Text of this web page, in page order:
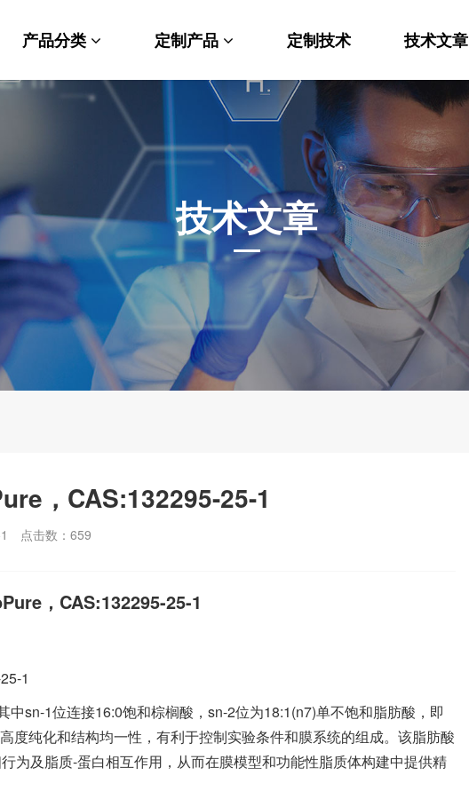
产品分类
材料科学
生命科学
发光材料
功能性化学
分析化学
其他产品
定制产品
纳米材料定制
PEG衍生物
荧光标记定制
MOF材料定制
小分子定制
多肽定制
其他材料定制
定制技术 技术文章
技术文章
，CAS:132295-25-1
点击数： 659
，CAS:132295-25-1
1
中sn-1位连接16:0饱和棕榈酸，sn-2位为18:1(n7)单不饱和脂肪酸，即
度纯化和结构均一性，有利于控制实验条件和膜系统的组成。该脂肪酸
为及脂质-蛋白相互作用，从而在膜模型和功能性脂质体构建中提供精